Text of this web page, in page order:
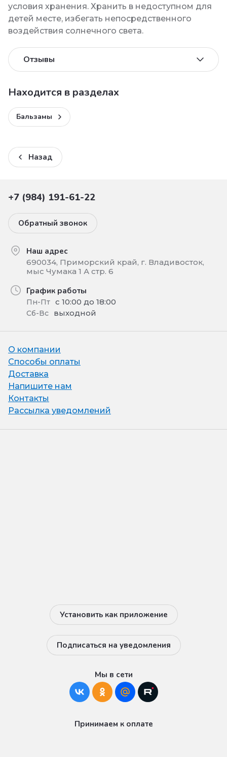
условия хранения. Хранить в недоступном для
детей месте, избегать непосредственного
воздействия солнечного света.
Отзывы
Находится в разделах
Бальзамы
Назад
+7 (984) 191-61-22
Обратный звонок
Наш адрес
690034, Приморский край, г. Владивосток,
мыс Чумака 1 А стр. 6
График работы
Пн-Пт с 10:00 до 18:00
Сб-Вс выходной
О компании
Способы оплаты
Доставка
Напишите нам
Контакты
Рассылка уведомлений
Установить как приложение
Подписаться на уведомления
Мы в сети
Принимаем к оплате